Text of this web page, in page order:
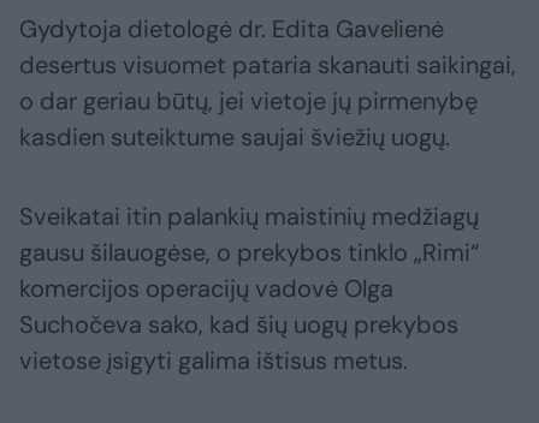
Gydytoja dietologė dr. Edita Gavelienė
desertus visuomet pataria skanauti saikingai,
o dar geriau būtų, jei vietoje jų pirmenybę
kasdien suteiktume saujai šviežių uogų.
Sveikatai itin palankių maistinių medžiagų
gausu šilauogėse, o prekybos tinklo „Rimi“
komercijos operacijų vadovė Olga
Suchočeva sako, kad šių uogų prekybos
vietose įsigyti galima ištisus metus.